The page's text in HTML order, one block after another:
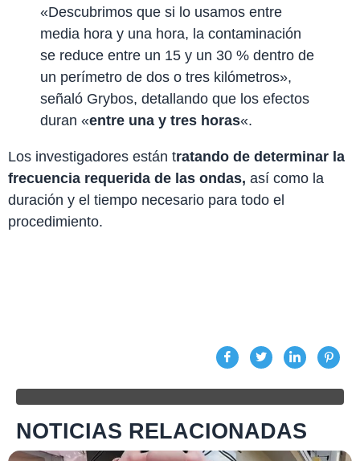
«Descubrimos que si lo usamos entre
media hora y una hora, la contaminación
se reduce entre un 15 y un 30 % dentro de
un perímetro de dos o tres kilómetros»,
señaló Grybos, detallando que los efectos
duran «entre una y tres horas«.
Los investigadores están tratando de determinar la
frecuencia requerida de las ondas, así como la
duración y el tiempo necesario para todo el
procedimiento.
NOTICIAS RELACIONADAS